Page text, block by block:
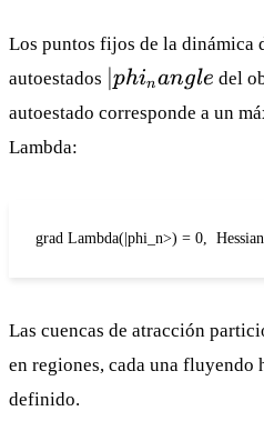
Los puntos fijos de la dinámica
autoestados |
angle
∣phinangle del
autoestado corresponde a un
Lambda:
grad Lambda(|phi_n>) = 0,
Las cuencas de atracción
en regiones, cada una fluyendo
definido.